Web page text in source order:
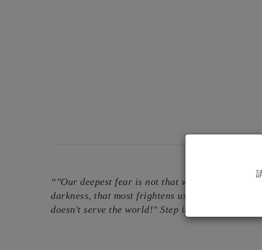
“"Our deepest fear is not that we are
darkness, that most frightens us. We ask
doesn't serve the world!" Step into your power!”